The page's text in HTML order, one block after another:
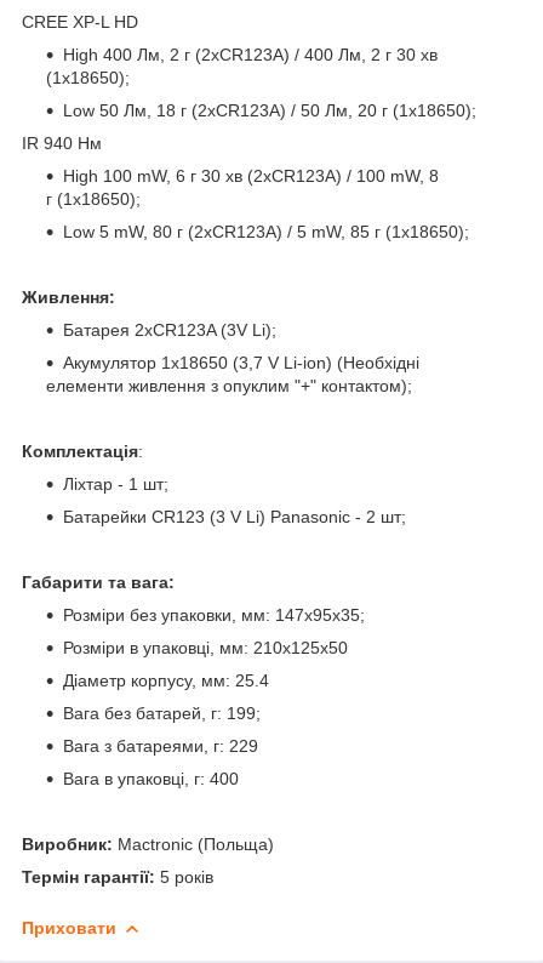
CREE XP-L HD
High 400 Лм, 2 г (2xCR123A) / 400 Лм, 2 г 30 хв
(1х18650);
Low 50 Лм, 18 г (2xCR123A) / 50 Лм, 20 г (1х18650);
IR 940 Нм
High 100 mW, 6 г 30 хв (2xCR123A) / 100 mW, 8
г (1х18650);
Low 5 mW, 80 г (2xCR123A) / 5 mW, 85 г (1х18650);
Живлення:
Батарея 2xCR123A (3V Li);
Акумулятор 1х18650 (3,7 V Li-ion) (Необхідні
елементи живлення з опуклим "+" контактом);
Комплектація:
Ліхтар - 1 шт;
Батарейки CR123 (3 V Li) Panasonic - 2 шт;
Габарити та вага:
Розміри без упаковки, мм: 147х95х35;
Розміри в упаковці, мм: 210x125x50
Діаметр корпусу, мм: 25.4
Вага без батарей, г: 199;
Вага з батареями, г: 229
Вага в упаковці, г: 400
Виробник: Mactronic (Польща)
Термін гарантії: 5 років
Приховати